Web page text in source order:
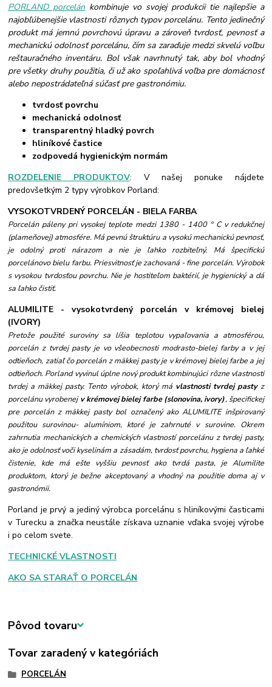
PORLAND porcelánkombinuje vo svojej produkcii tie najlepšie a
najobľúbenejšie vlastnosti rôznych typov porcelánu. Tento jedinečný
produkt má jemnú povrchovú úpravu a zároveň tvrdosť, pevnosť a
mechanickú odolnosť porcelánu, čím sa zaraďuje medzi skvelú voľbu
reštauračného inventáru. Bol však navrhnutý tak, aby bol vhodný
pre všetky druhy použitia, či už ako spoľahlivá voľba pre domácnosť
alebo nepostrádateľná súčasť pre gastronómiu.
tvrdosť povrchu
mechanická odolnosť
transparentný hladký povrch
hliníkové častice
zodpovedá hygienickým normám
ROZDELENIE PRODUKTOV: V našej ponuke nájdete
predovšetkým 2 typy výrobkov Porland:
VYSOKOTVRDENÝ PORCELÁN - BIELA FARBA
Porcelán páleny pri vysokej teplote medzi 1380 - 1400 ° C v redukčnej
(plameňovej) atmosfére. Má pevnú štruktúru a vysokú mechanickú pevnosť,
je odolný proti nárazom a nie je ľahko rozbiteľný. Má špecifickú
porcelánovo bielu farbu. Priesvitnosť je zachovaná - fine porcelán. Výrobok
s vysokou tvrdosťou povrchu. Nie je hostiteľom baktérií, je hygienický a dá
sa ľahko čistiť.
ALUMILITE - vysokotvrdený porcelán v krémovej bielej
(IVORY)
Pretože použité suroviny sa líšia teplotou vypaľovania a atmosférou,
porcelán z tvrdej pasty je vo všeobecnosti modrasto-bielej farby a v jej
odtieňoch, zatiaľ čo porcelán z mäkkej pasty je v krémovej bielej farbe a jej
odtieňoch. Porland vyvinul úplne nový produkt kombinujúci rôzne vlastnosti
tvrdej a mäkkej pasty. Tento výrobok, ktorý má vlastnosti tvrdej pastyz
porcelánu vyrobenejv krémovej bielej farbe (slonovina, ivory), špecifickej
pre porcelán z mäkkej pasty bol označený ako ALUMILITE inšpirovaný
použitou surovinou- alumíniom, ktoré je zahrnuté v surovine. Okrem
zahrnutia mechanických a chemických vlastností porcelánu z tvrdej pasty,
ako je odolnosť voči kyselinám a zásadám, tvrdosť povrchu, hygiena a ľahké
čistenie, kde má ešte vyššiu pevnosť ako tvrdá pasta, je Alumilite
produktom, ktorý je bežne akceptovaný a vhodný na použitie doma aj v
gastronómii.
Porland je prvý a jediný výrobca porcelánu s hliníkovými časticami
v Turecku a značka neustále získava uznanie vďaka svojej výrobe
i po celom svete.
TECHNICKÉ VLASTNOSTI
AKO SA STARAŤ O PORCELÁN
Pôvod tovaru
Tovar zaradený v kategóriách
PORCELÁN